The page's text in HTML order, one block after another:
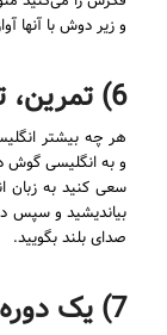
و زیر دوش با آنها
6) تمرین، تمرین، تمرین!
هر چه بیشتر
و به انگلیسی گوش
سعی کنید به زبان
بیاندیشید و سپس
صدای بلند بگویید.
7) یک دوره زبان انگلیسی شرکت کنید